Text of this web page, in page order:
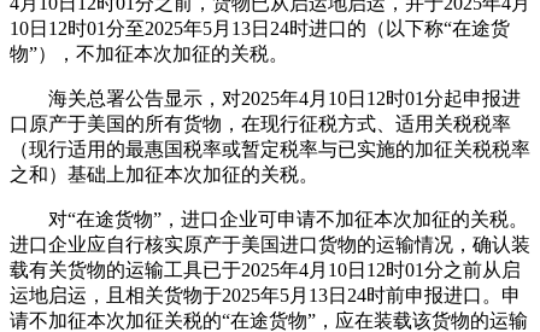
10日12时01分至2025年5月13日24时进口的（以下称“在途货
物”），不加征本次加征的关税。
海关总署公告显示，对2025年4月10日12时01分起申报进
口原产于美国的所有货物，在现行征税方式、适用关税税率
（现行适用的最惠国税率或暂定税率与已实施的加征关税税率
之和）基础上加征本次加征的关税。
对“在途货物”，进口企业可申请不加征本次加征的关税。
进口企业应自行核实原产于美国进口货物的运输情况，确认装
载有关货物的运输工具已于2025年4月10日12时01分之前从启
运地启运，且相关货物于2025年5月13日24时前申报进口。申
请不加征本次加征关税的“在途货物”，应在装载该货物的运输